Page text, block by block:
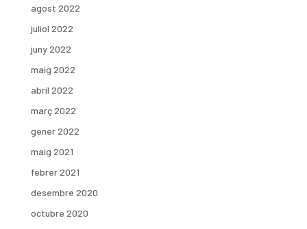
agost 2022
juliol 2022
juny 2022
maig 2022
abril 2022
març 2022
gener 2022
maig 2021
febrer 2021
desembre 2020
octubre 2020